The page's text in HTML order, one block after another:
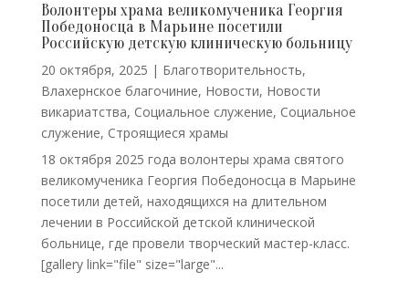
Волонтеры храма великомученика Георгия
Победоносца в Марьине посетили
Российскую детскую клиническую больницу
20 октября, 2025 | Благотворительность,
Влахернское благочиние, Новости, Новости
викариатства, Социальное служение, Социальное
служение, Строящиеся храмы
18 октября 2025 года волонтеры храма святого
великомученика Георгия Победоносца в Марьине
посетили детей, находящихся на длительном
лечении в Российской детской клинической
больнице, где провели творческий мастер-класс.
[gallery link="file" size="large"...